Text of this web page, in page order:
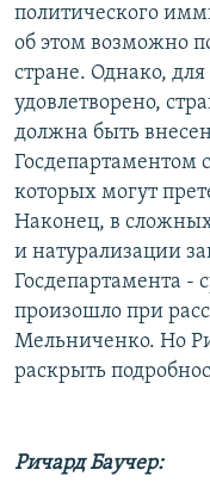
политического
об этом возможно
стране. Однако,
удовлетворено,
должна быть
Госдепартаментом
которых могут
Наконец, в
и натурализации
Госдепартамента -
произошло при
Мельниченко. Но
раскрыть
Ричард Баучер: